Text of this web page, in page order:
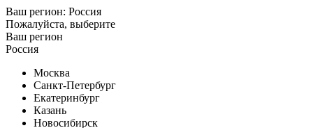
Ваш регион: Россия
Пожалуйста, выберите
Ваш регион
Россия
Москва
Санкт-Петербург
Екатеринбург
Казань
Новосибирск